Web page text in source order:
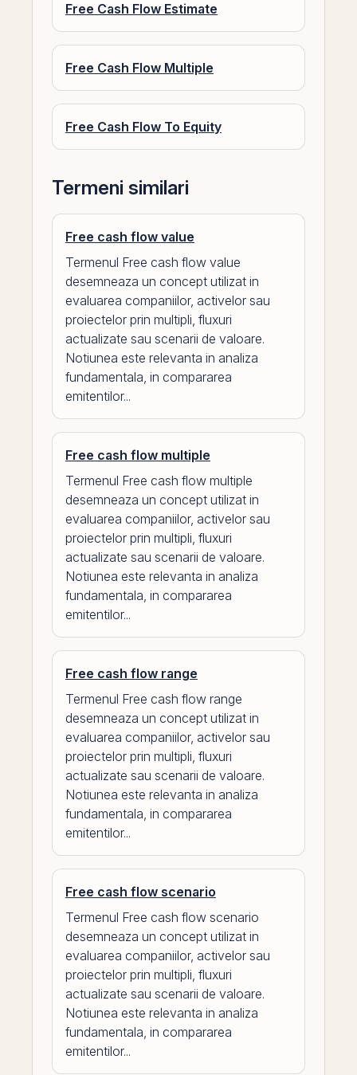
Free Cash Flow Estimate
Free Cash Flow Multiple
Free Cash Flow To Equity
Termeni similari
Free cash flow value
Termenul Free cash flow value
desemneaza un concept utilizat in
evaluarea companiilor, activelor sau
proiectelor prin multipli, fluxuri
actualizate sau scenarii de valoare.
Notiunea este relevanta in analiza
fundamentala, in compararea
emitentilor...
Free cash flow multiple
Termenul Free cash flow multiple
desemneaza un concept utilizat in
evaluarea companiilor, activelor sau
proiectelor prin multipli, fluxuri
actualizate sau scenarii de valoare.
Notiunea este relevanta in analiza
fundamentala, in compararea
emitentilor...
Free cash flow range
Termenul Free cash flow range
desemneaza un concept utilizat in
evaluarea companiilor, activelor sau
proiectelor prin multipli, fluxuri
actualizate sau scenarii de valoare.
Notiunea este relevanta in analiza
fundamentala, in compararea
emitentilor...
Free cash flow scenario
Termenul Free cash flow scenario
desemneaza un concept utilizat in
evaluarea companiilor, activelor sau
proiectelor prin multipli, fluxuri
actualizate sau scenarii de valoare.
Notiunea este relevanta in analiza
fundamentala, in compararea
emitentilor...